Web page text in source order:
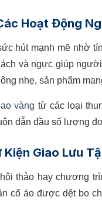
Hoạt Động
hút mạnh mẽ nhờ
và ngực giúp
nhẹ, sản phẩm
vàng từ các loại
dẫn đầu số lượng
Kiện Giao Lưu
thảo hay chương
cổ áo được dệt bo